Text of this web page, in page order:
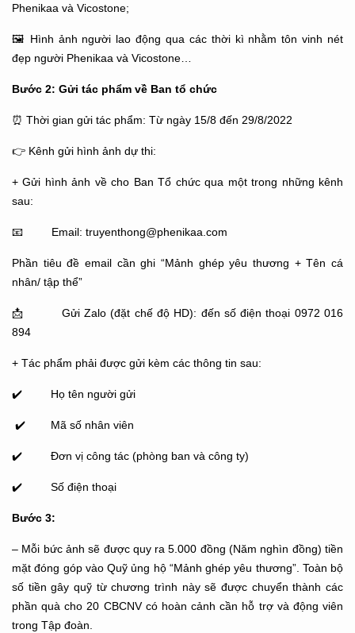
Phenikaa và Vicostone;
🖼 Hình ảnh người lao động qua các thời kì nhằm tôn vinh nét
đẹp người Phenikaa và Vicostone…
Bước 2: Gửi tác phẩm về Ban tổ chức
⏰ Thời gian gửi tác phẩm: Từ ngày 15/8 đến 29/8/2022
👉 Kênh gửi hình ảnh dự thi:
+ Gửi hình ảnh về cho Ban Tổ chức qua một trong những kênh
sau:
📧 Email: truyenthong@phenikaa.com
Phần tiêu đề email cần ghi “Mảnh ghép yêu thương + Tên cá
nhân/ tập thể”
📩 Gửi Zalo (đặt chế độ HD): đến số điện thoại 0972 016
894
+ Tác phẩm phải được gửi kèm các thông tin sau:
✔️ Họ tên người gửi
✔️ Mã số nhân viên
✔️ Đơn vị công tác (phòng ban và công ty)
✔️ Số điện thoại
Bước 3:
– Mỗi bức ảnh sẽ được quy ra 5.000 đồng (Năm nghìn đồng) tiền
mặt đóng góp vào Quỹ ủng hộ “Mảnh ghép yêu thương”. Toàn bộ
số tiền gây quỹ từ chương trình này sẽ được chuyển thành các
phần quà cho 20 CBCNV có hoàn cảnh cần hỗ trợ và động viên
trong Tập đoàn.